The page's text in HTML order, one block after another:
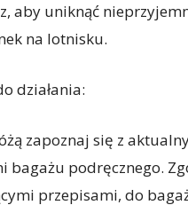
aby uniknąć
na lotnisku.
działania:
zapoznaj się z
bagażu podręcznego.
przepisami, do